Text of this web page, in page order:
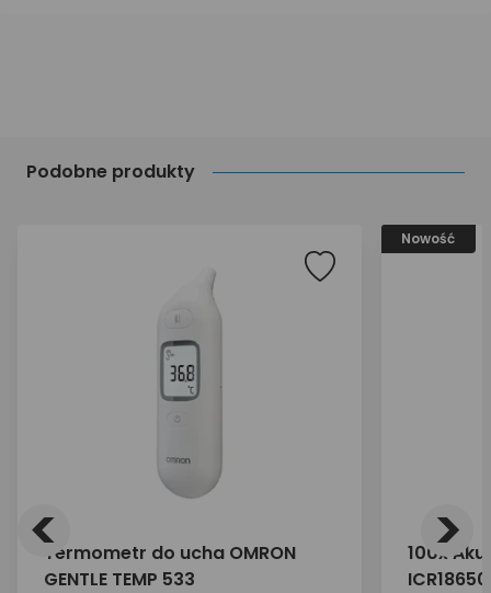
Podobne produkty
Termometr do ucha OMRON
GENTLE TEMP 533
Nowość
100x
< >